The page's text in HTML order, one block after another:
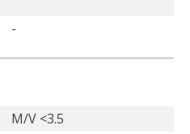
-
M/V <3.5